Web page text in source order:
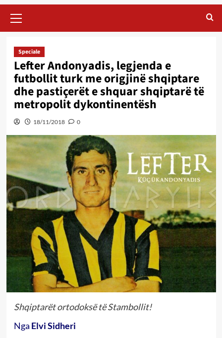
Menu
Speciale
Lefter Andonyadis, legjenda e
futbollit turk me origjinë shqiptare
dhe pastiçerët e shquar shqiptarë të
metropolit dykontinentësh
18/11/2018 0
Shqiptarët ortodoksë të Stambollit!
Nga Elvi Sidheri